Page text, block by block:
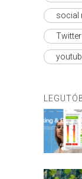
social
Twitter